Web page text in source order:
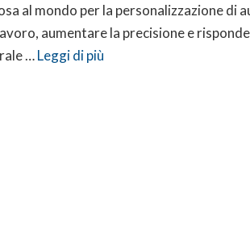
al mondo per la personalizzazione di
aumentare la precisione e
…Leggi di più